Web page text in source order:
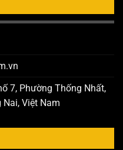
7, Phường Thống Nhất,
Việt Nam